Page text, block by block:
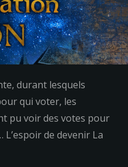
durant lesquels
qui voter, les
pu voir des votes pour
L’espoir de devenir La